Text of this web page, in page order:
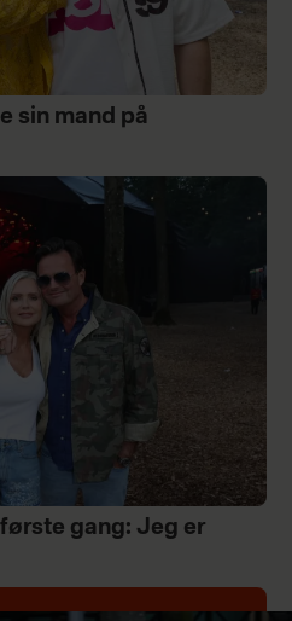
sin mand på
gang: Jeg er